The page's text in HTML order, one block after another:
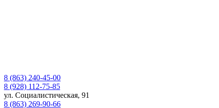
8 (863) 240-45-00
8 (928) 112-75-85
ул. Социалистическая, 91
8 (863) 269-90-66